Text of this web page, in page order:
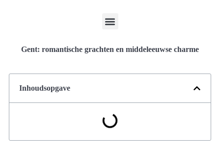
Gent: romantische grachten en middeleeuwse charme
Inhoudsopgave